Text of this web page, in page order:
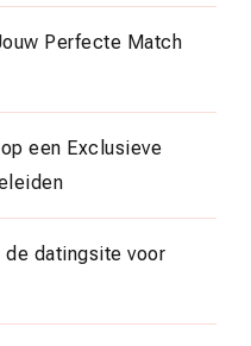
Perfecte Match
een Exclusieve
datingsite voor